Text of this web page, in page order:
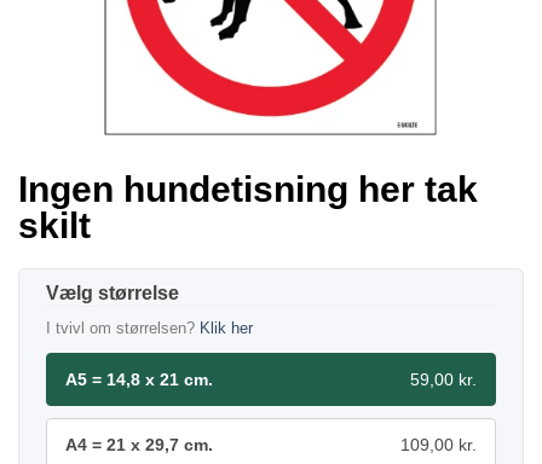
Ingen hundetisning her tak
skilt
størrelse
I tvivl om størrelsen? Klik her
A5 = 14,8 x 21 cm. 59,00 kr.
A4 = 21 x 29,7 cm. 109,00 kr.